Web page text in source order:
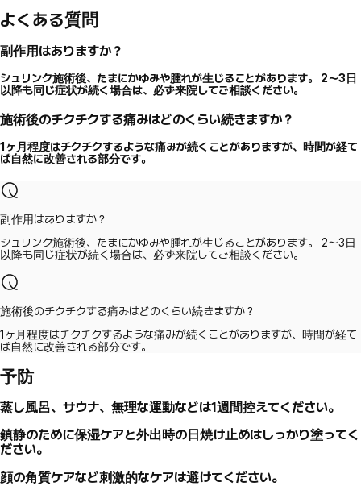
よくある質問
副作用はありますか？
シュリンク施術後、たまにかゆみや腫れが生じることがあります。 2～3日
以降も同じ症状が続く場合は、必ず来院してご相談ください。
施術後のチクチクする痛みはどのくらい続きますか？
1ヶ月程度はチクチクするような痛みが続くことがありますが、時間が経て
ば自然に改善される部分です。
副作用はありますか？
シュリンク施術後、たまにかゆみや腫れが生じることがあります。 2～3日
以降も同じ症状が続く場合は、必ず来院してご相談ください。
施術後のチクチクする痛みはどのくらい続きますか？
1ヶ月程度はチクチクするような痛みが続くことがありますが、時間が経て
ば自然に改善される部分です。
予防
蒸し風呂、サウナ、無理な運動などは1週間控えてください。
鎮静のために保湿ケアと外出時の日焼け止めはしっかり塗ってく
ださい。
顔の角質ケアなど刺激的なケアは避けてください。